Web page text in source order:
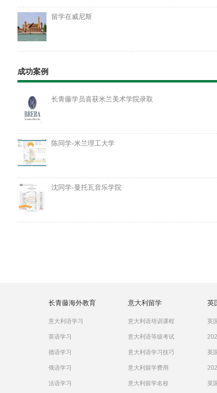
留学在威尼斯
成功案例
长青藤学员喜获米兰美术学院录取
陈同学-米兰理工大学
沈同学-曼托瓦音乐学院
长青藤海外教育
意大利语学习
英语学习
德语学习
俄语学习
法语学习
意大利留学
意大利语培训课程
意大利语等级考试
意大利语学习技巧
意大利留学费用
意大利留学名校
英
英
英
英